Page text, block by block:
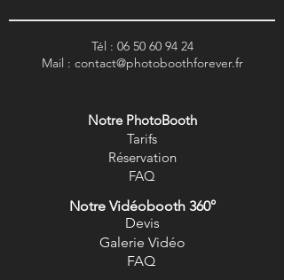
Tél : 06 50 60 94 24
Mail : contact@photoboothforever.fr
Notre PhotoBooth
Tarifs
Réservation
FAQ
Devis
Notre Vidéobooth 360°
Galerie Vidéo
FAQ